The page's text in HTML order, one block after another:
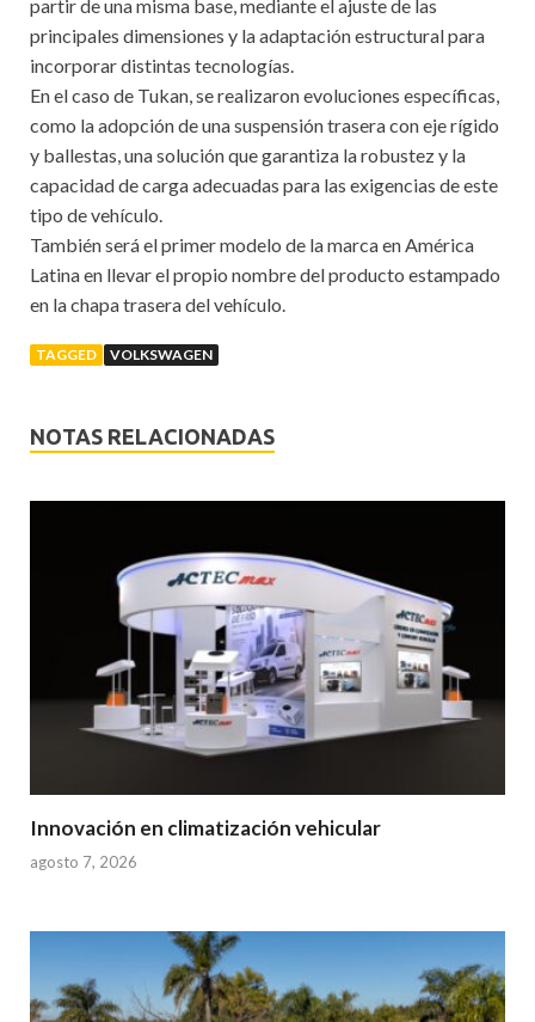
partir de una misma base, mediante el ajuste de las
principales dimensiones y la adaptación estructural para
incorporar distintas tecnologías.
En el caso de Tukan, se realizaron evoluciones específicas,
como la adopción de una suspensión trasera con eje rígido
y ballestas, una solución que garantiza la robustez y la
capacidad de carga adecuadas para las exigencias de este
tipo de vehículo.
También será el primer modelo de la marca en América
Latina en llevar el propio nombre del producto estampado
en la chapa trasera del vehículo.
TAGGED VOLKSWAGEN
NOTAS RELACIONADAS
Innovación en climatización vehicular
agosto 7, 2026